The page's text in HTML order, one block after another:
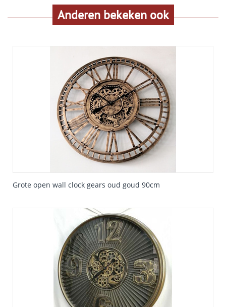
Anderen bekeken ook
Grote open wall clock gears oud goud 90cm